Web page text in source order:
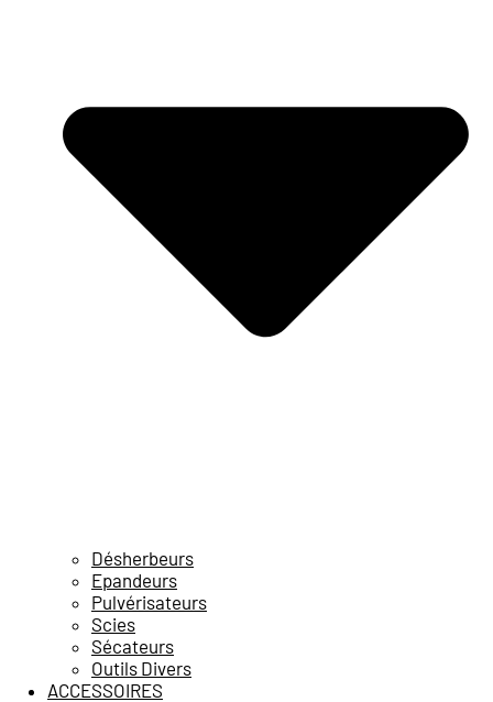
Désherbeurs
Epandeurs
Pulvérisateurs
Scies
Sécateurs
Outils Divers
ACCESSOIRES